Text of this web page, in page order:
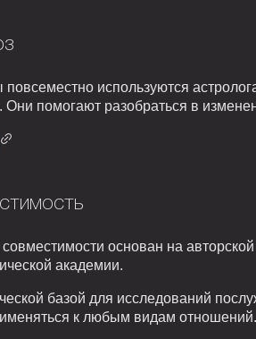
повсеместно используются
Они помогают разобраться в
совместимости основан на
академии.
базой для исследований
к любым видам отношений.